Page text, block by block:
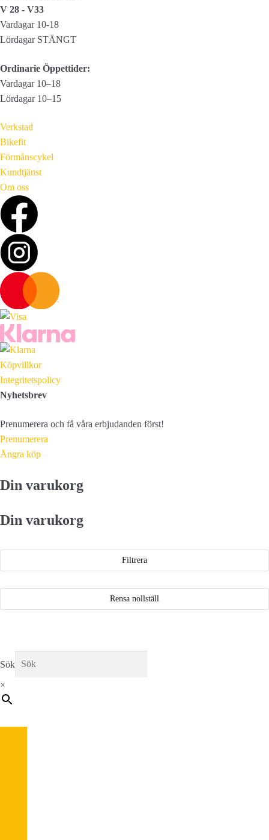
V 28 - V33
Vardagar 10-18
Lördagar STÄNGT
Ordinarie Öppettider:
Vardagar 10–18
Lördagar 10–15
Verkstad
Bikefit
Förmånscykel
Kundtjänst
Om oss
Köpvillkor
Integritetspolicy
Nyhetsbrev
Prenumerera och få våra erbjudanden först!
Prenumerera
Ångra köp
Din varukorg
Din varukorg
Filtrera
Rensa nollställ
Sök
×